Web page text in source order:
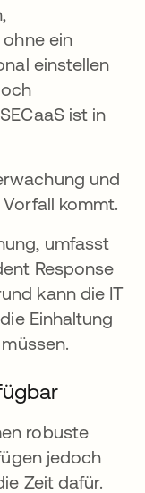
ein
einstellen
ist in
und
kommt.
umfasst
Response
kann die IT
Einhaltung
robuste
jedoch
Zeit dafür.